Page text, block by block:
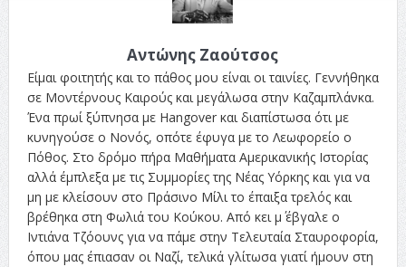
Αντώνης Ζαούτσος
Είμαι φοιτητής και το πάθος μου είναι οι ταινίες. Γεννήθηκα
σε Μοντέρνους Καιρούς και μεγάλωσα στην Καζαμπλάνκα.
Ένα πρωί ξύπνησα με Hangover και διαπίστωσα ότι με
κυνηγούσε ο Νονός, οπότε έφυγα με το Λεωφορείο ο
Πόθος. Στο δρόμο πήρα Μαθήματα Αμερικανικής Ιστορίας
αλλά έμπλεξα με τις Συμμορίες της Νέας Υόρκης και για να
μη με κλείσουν στο Πράσινο Μίλι το έπαιξα τρελός και
βρέθηκα στη Φωλιά του Κούκου. Από κει μ΄ έβγαλε ο
Ιντιάνα Τζόουνς για να πάμε στην Τελευταία Σταυροφορία,
όπου μας έπιασαν οι Ναζί, τελικά γλίτωσα γιατί ήμουν στη